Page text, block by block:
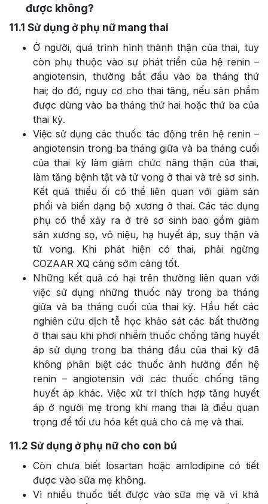
được không?
11.1 Sử dụng ở phụ nữ mang thai
Ở người, quá trình hình thành thận của thai, tuy
còn phụ thuộc vào sự phát triển của hệ renin –
angiotensin, thường bắt đầu vào ba tháng thứ
hai; do đó, nguy cơ cho thai tăng, nếu sản phẩm
được dùng vào ba tháng thứ hai hoặc thứ ba của
thai kỳ.
Việc sử dụng các thuốc tác động trên hệ renin –
angiotensin trong ba tháng giữa và ba tháng cuối
của thai kỳ làm giảm chức năng thận của thai,
làm tăng bệnh tật và tử vong ở thai và trẻ sơ sinh.
Kết quả thiểu ối có thể liên quan với giảm sản
phổi và biến dạng bộ xương ở thai. Các tác dụng
phụ có thể xảy ra ở trẻ sơ sinh bao gồm giảm
sản xương sọ, vô niệu, hạ huyết áp, suy thận và
tử vong. Khi phát hiện có thai, phải ngừng
COZAAR XQ càng sớm càng tốt.
Những kết quả có hại trên thường liên quan với
việc sử dụng những thuốc này trong ba tháng
giữa và ba tháng cuối của thai kỳ. Hầu hết các
nghiên cứu dịch tễ học khảo sát các bất thường
ở thai sau khi phơi nhiễm thuốc chống tăng huyết
áp sử dụng trong ba tháng đầu của thai kỳ đã
không phân biệt các thuốc ảnh hưởng đến hệ
renin – angiotensin với các thuốc chống tăng
huyết áp khác. Việc xử trí thích hợp tăng huyết
áp ở người mẹ trong khi mang thai là điều quan
trọng để tối ưu hóa kết quả cho cả mẹ và thai.
11.2 Sử dụng ở phụ nữ cho con bú
Còn chưa biết losartan hoặc amlodipine có tiết
được vào sữa mẹ không.
Vì nhiều thuốc tiết được vào sữa mẹ và vì khả